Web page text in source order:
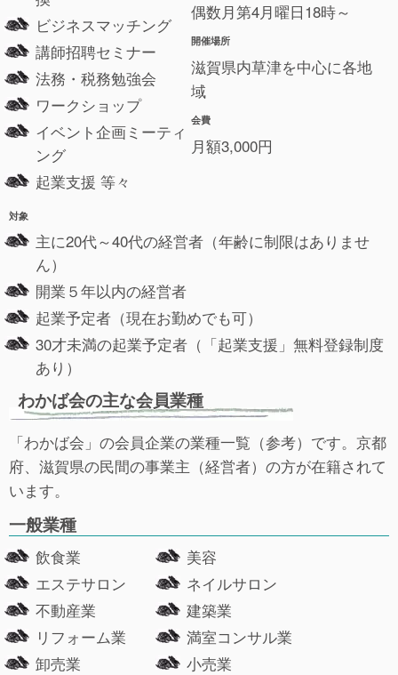
ビジネスマッチング
講師招聘セミナー
法務・税務勉強会
ワークショップ
イベント企画ミーティ
ング
起業支援 等々
偶数月第4月曜日18時～
開催場所
滋賀県内草津を中心に各地
域
会費
月額3,000円
対象
主に20代～40代の経営者（年齢に制限はありませ
ん）
開業５年以内の経営者
起業予定者（現在お勤めでも可）
30才未満の起業予定者（「起業支援」無料登録制度
あり）
わかば会の主な会員業種
「わかば会」の会員企業の業種一覧（参考）です。京都
府、滋賀県の民間の事業主（経営者）の方が在籍されて
います。
一般業種
飲食業
美容
エステサロン
ネイルサロン
不動産業
建築業
リフォーム業
満室コンサル業
卸売業
小売業